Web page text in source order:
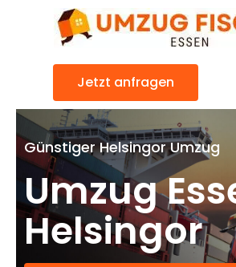
Jetzt anfragen
Günstiger Helsingor Umzug
Umzug
Helsingor